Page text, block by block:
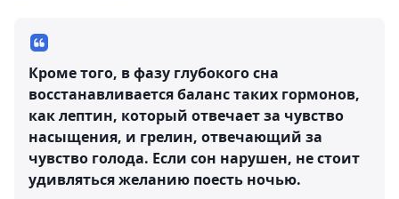
Кроме того, в фазу глубокого сна
восстанавливается баланс таких гормонов,
как лептин, который отвечает за чувство
насыщения, и грелин, отвечающий за
чувство голода. Если сон нарушен, не стоит
удивляться желанию поесть ночью.